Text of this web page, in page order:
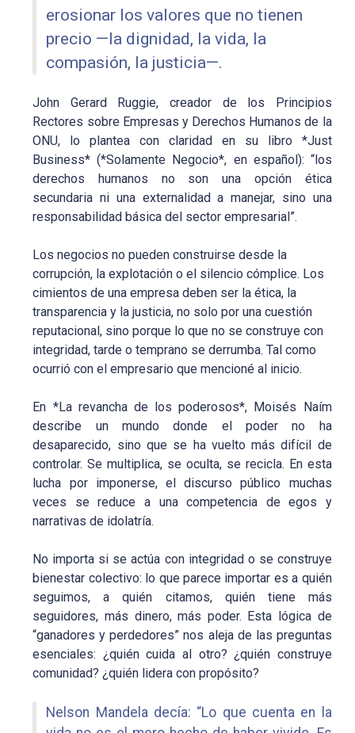
erosionar los valores que no tienen
precio —la dignidad, la vida, la
compasión, la justicia—.
John Gerard Ruggie, creador de los Principios
Rectores sobre Empresas y Derechos Humanos de la
ONU, lo plantea con claridad en su libro *Just
Business* (*Solamente Negocio*, en español): “los
derechos humanos no son una opción ética
secundaria ni una externalidad a manejar, sino una
responsabilidad básica del sector empresarial”.
Los negocios no pueden construirse desde la
corrupción, la explotación o el silencio cómplice. Los
cimientos de una empresa deben ser la ética, la
transparencia y la justicia, no solo por una cuestión
reputacional, sino porque lo que no se construye con
integridad, tarde o temprano se derrumba. Tal como
ocurrió con el empresario que mencioné al inicio.
En *La revancha de los poderosos*, Moisés Naím
describe un mundo donde el poder no ha
desaparecido, sino que se ha vuelto más difícil de
controlar. Se multiplica, se oculta, se recicla. En esta
lucha por imponerse, el discurso público muchas
veces se reduce a una competencia de egos y
narrativas de idolatría.
No importa si se actúa con integridad o se construye
bienestar colectivo: lo que parece importar es a quién
seguimos, a quién citamos, quién tiene más
seguidores, más dinero, más poder. Esta lógica de
“ganadores y perdedores” nos aleja de las preguntas
esenciales: ¿quién cuida al otro? ¿quién construye
comunidad? ¿quién lidera con propósito?
Nelson Mandela decía: “Lo que cuenta en la